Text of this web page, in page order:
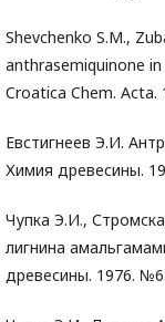
Shevchenko S.M.,
anthrasemiquinone
Croatica Chem. Acta.
Евстигнеев Э.И.
Химия древесины.
Чупка Э.И.,
лигнина
древесины. 1976.